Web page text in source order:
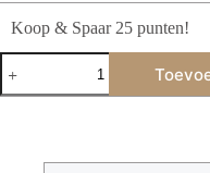
Koop & Spaar 25 punten!
Voederrand
hout